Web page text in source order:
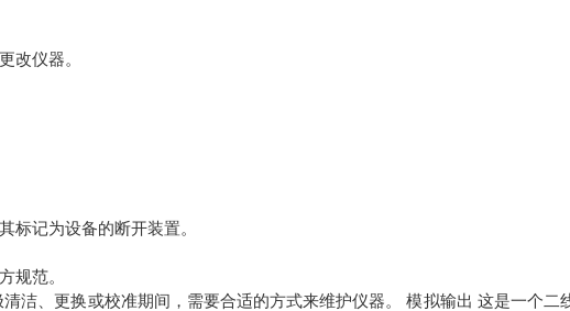
改仪器。
标记为设备的断开装置。
规范。
洁、更换或校准期间，需要合适的方式来维护仪器。 模拟输出 这是一个二